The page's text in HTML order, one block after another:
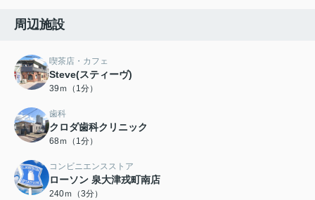
周辺施設
喫茶店・カフェ
Steve(スティーヴ)
39ｍ（1分）
歯科
クロダ歯科クリニック
68ｍ（1分）
コンビニエンスストア
ローソン 泉大津戎町南店
240ｍ（3分）